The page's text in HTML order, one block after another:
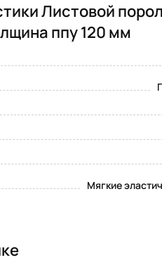
Листовой
ппу 120 мм
Мягкие